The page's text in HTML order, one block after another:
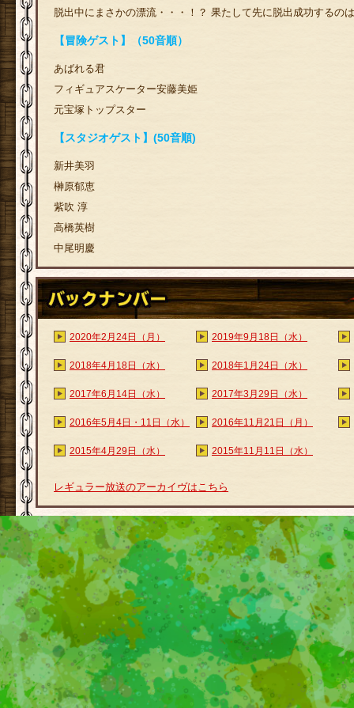
脱出中にまさかの漂流・・・！？ 果たして先に脱出成功するの
【冒険ゲスト】（50音順）
あばれる君
フィギュアスケーター安藤美姫
元宝塚トップスター
【スタジオゲスト】(50音順)
新井美羽
榊原郁恵
紫吹 淳
高橋英樹
中尾明慶
2020年2月24日（月） 2019年9月18日（水）
2018年4月18日（水） 2018年1月24日（水）
2017年6月14日（水） 2017年3月29日（水）
2016年5月4日・11日（水） 2016年11月21日（月）
2015年4月29日（水） 2015年11月11日（水）
レギュラー放送のアーカイヴはこちら